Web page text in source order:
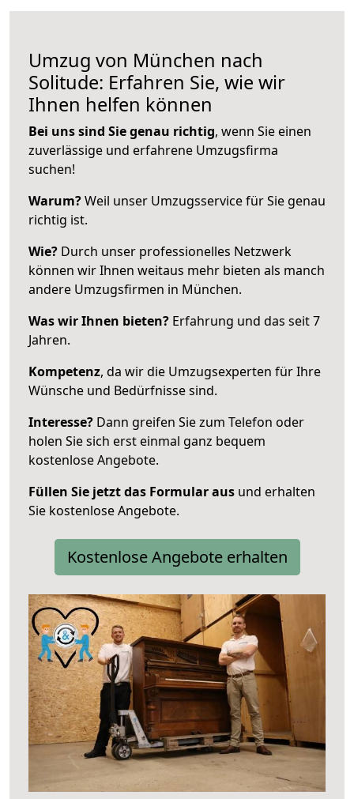
Umzug von München nach
Solitude: Erfahren Sie, wie wir
Ihnen helfen können
Bei uns sind Sie genau richtig, wenn Sie einen
zuverlässige und erfahrene Umzugsfirma
suchen!
Warum?Weil unser Umzugsservice für Sie genau
richtig ist.
Wie? Durch unser professionelles Netzwerk
können wir Ihnen weitaus mehr bieten als manch
andere Umzugsfirmen in München.
Was wir Ihnen bieten? Erfahrung und das seit 7
Jahren.
Kompetenz, da wir die Umzugsexperten für Ihre
Wünsche und Bedürfnisse sind.
Interesse? Dann greifen Sie zum Telefon oder
holen Sie sich erst einmal ganz bequem
kostenlose Angebote.
Füllen Sie jetzt das Formular aus und erhalten
Sie kostenlose Angebote.
Kostenlose Angebote erhalten